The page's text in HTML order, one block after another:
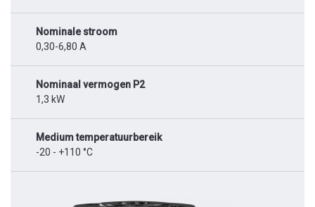
Nominale stroom
0,30-6,80 A
Nominaal vermogen P2
1,3 kW
Medium temperatuurbereik
-20 - +110 °C